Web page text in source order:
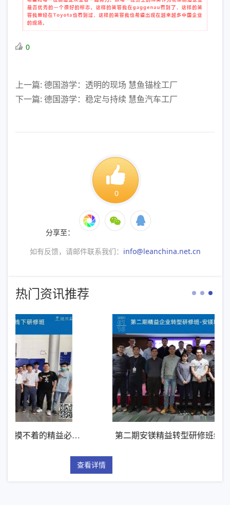
0
上一篇: 德国游学：透明的现场 慧鱼锚栓工厂
下一篇: 德国游学：稳定与持续 慧鱼汽车工厂
0
分享至：
如有反馈，请邮件联系我们： info@leanchina.net.cn
热门资讯推荐
第二期安镁精益转型研修班纪实